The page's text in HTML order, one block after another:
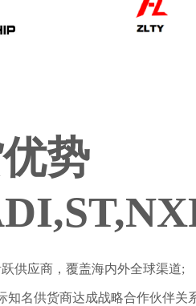
势
跃供应商，覆盖海内外全球渠道;
知名供货商达成战略合作伙伴关